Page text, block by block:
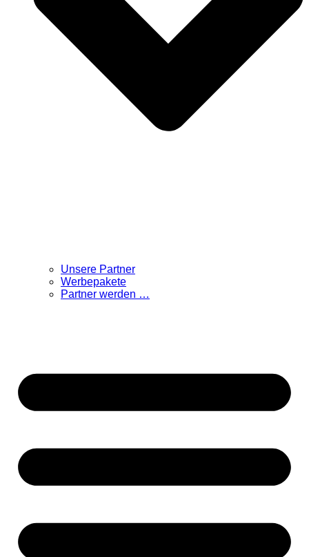
Unsere Partner
Werbepakete
Partner werden …